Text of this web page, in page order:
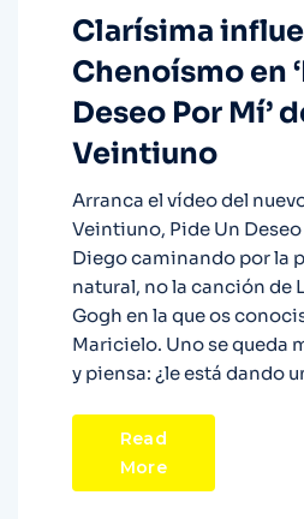
Clarísima
Chenoísmo en
Deseo Por Mí’
Veintiuno
Arranca el vídeo del
Veintiuno, Pide Un Deseo
Diego caminando por la
natural, no la canción de
Gogh en la que os
Maricielo. Uno se queda
y piensa: ¿le está dando
Read
More